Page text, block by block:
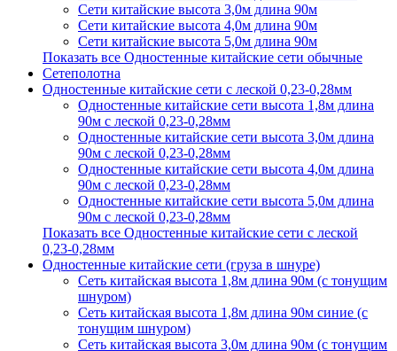
Сети китайские высота 3,0м длина 90м
Сети китайские высота 4,0м длина 90м
Сети китайские высота 5,0м длина 90м
Показать все Одностенные китайские сети обычные
Сетеполотна
Одностенные китайские сети с леской 0,23-0,28мм
Одностенные китайские сети высота 1,8м длина
90м с леской 0,23-0,28мм
Одностенные китайские сети высота 3,0м длина
90м с леской 0,23-0,28мм
Одностенные китайские сети высота 4,0м длина
90м с леской 0,23-0,28мм
Одностенные китайские сети высота 5,0м длина
90м с леской 0,23-0,28мм
Показать все Одностенные китайские сети с леской
0,23-0,28мм
Одностенные китайские сети (груза в шнуре)
Сеть китайская высота 1,8м длина 90м (с тонущим
шнуром)
Сеть китайская высота 1,8м длина 90м синие (с
тонущим шнуром)
Сеть китайская высота 3,0м длина 90м (с тонущим